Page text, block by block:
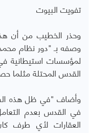
تفويت البيوت
وحذر الخطيب من أن
وصفه بـ "دور نظام
لمؤسسات استيطانية
القدس المحتلة مثلما حصل عام 2014،
وأضاف "في ظل هذه
في القدس بعدم
العقارات لأي طرف